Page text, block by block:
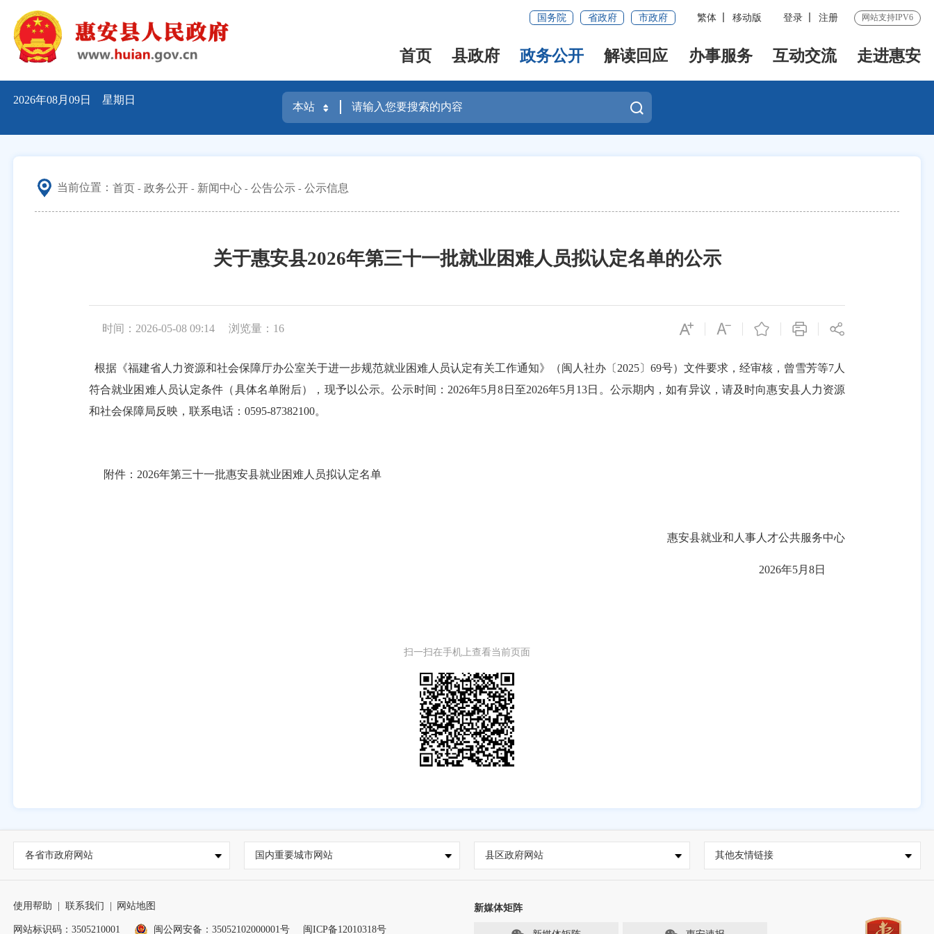
国务院 省政府 市政府 繁体 移动版 登录 注册 网站支持IPV6
首页 县政府 政务公开 解读回应 办事服务 互动交流 走进惠安
2026年08月09日 星期日
当前位置： 首页 政务公开 新闻中心 公告公示 公示信息
关于惠安县2026年第三十一批就业困难人员拟认定名单的公示
时间：2026-05-08 09:14 浏览量： 16
根据《福建省人力资源和社会保障厅办公室关于进一步规范就业困难人员认定有关工作通知》（闽人社办〔 2025〕69号）文件要求 ，经审核， 曾雪芳等7 人
符合就业困难人员认定条件（具体名单附后），现予以公示。公示时间： 2026年5月8 日至2026年5月 13日。公示期内，如有异议，请及时向惠安县人力资源
和社会保障局反映，联系电话： 0595-87382100。
附件 ： 2026年第三十一批惠安县就业困难人员拟认定名单
惠安县就业和人事人才公共服务中心
2026年5月8日
扫一扫在手机上查看当前页面
各省市政府网站 国内重要城市网站 县区政府网站 其他友情链接
使用帮助 联系我们 网站地图
网站标识码：3505210001 闽公网安备：35052102000001号 闽ICP备12010318号
新媒体矩阵